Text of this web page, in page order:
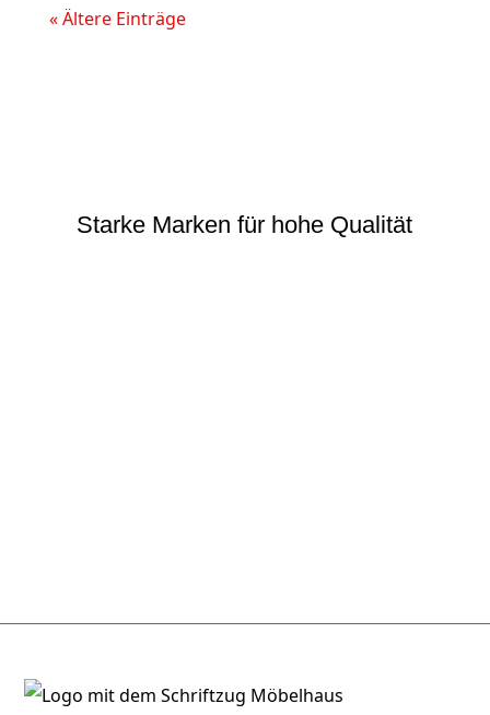
« Ältere Einträge
Starke Marken für hohe Qualität